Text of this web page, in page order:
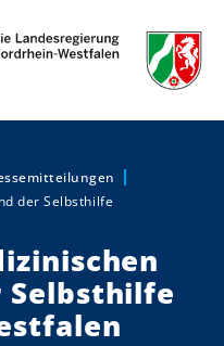
der Selbsthilfe
Selbsthilfe